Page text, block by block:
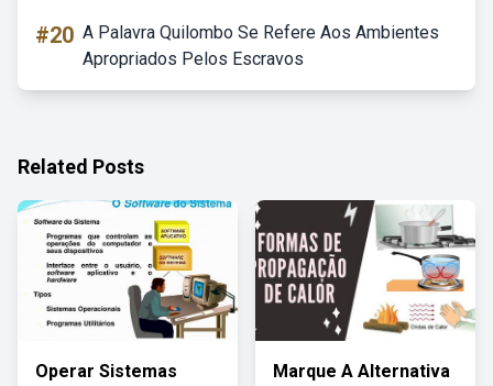
#20 A Palavra Quilombo Se Refere Aos Ambientes
Apropriados Pelos Escravos
Related Posts
Operar Sistemas
Marque A Alternativa